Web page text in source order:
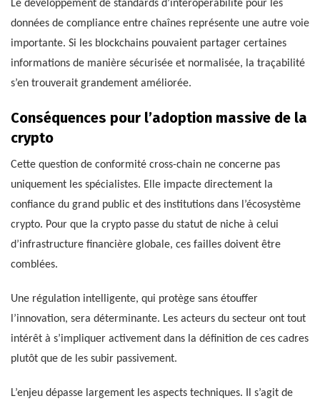
Le développement de standards d’interopérabilité pour les
données de compliance entre chaînes représente une autre voie
importante. Si les blockchains pouvaient partager certaines
informations de manière sécurisée et normalisée, la traçabilité
s’en trouverait grandement améliorée.
Conséquences pour l’adoption massive de la
crypto
Cette question de conformité cross-chain ne concerne pas
uniquement les spécialistes. Elle impacte directement la
confiance du grand public et des institutions dans l’écosystème
crypto. Pour que la crypto passe du statut de niche à celui
d’infrastructure financière globale, ces failles doivent être
comblées.
Une régulation intelligente, qui protège sans étouffer
l’innovation, sera déterminante. Les acteurs du secteur ont tout
intérêt à s’impliquer activement dans la définition de ces cadres
plutôt que de les subir passivement.
L’enjeu dépasse largement les aspects techniques. Il s’agit de